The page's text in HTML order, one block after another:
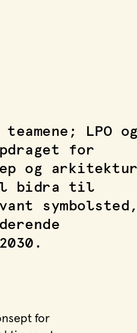
LPO og
for
og arkitektur
bidra til
symbolsted,
for